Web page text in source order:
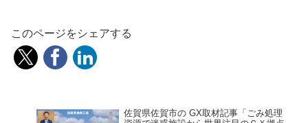
このページをシェアする
佐賀県佐賀市の GX取材記事「ごみ処理